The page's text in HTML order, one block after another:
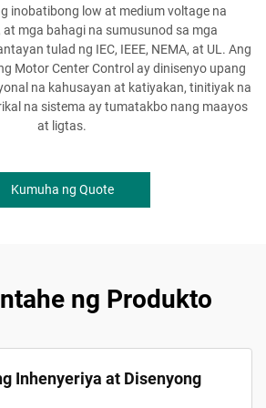
inobatibong low at medium voltage na
at mga bahagi na sumusunod sa mga
tulad ng IEC, IEEE, NEMA, at UL. Ang
Motor Center Control ay dinisenyo upang
na kahusayan at katiyakan, tinitiyak na
na sistema ay tumatakbo nang maayos
at ligtas.
Kumuha ng Quote
ng Produkto
Inhenyeriya at Disenyong